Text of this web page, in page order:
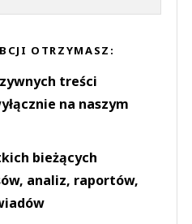
OTRZYMASZ:
treści
na naszym
bieżących
analiz, raportów,